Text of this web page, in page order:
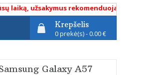
užsakymus rekomenduojame atlikti
Krepšelis
0 prekė(s) - 0.00 €
Galaxy A57